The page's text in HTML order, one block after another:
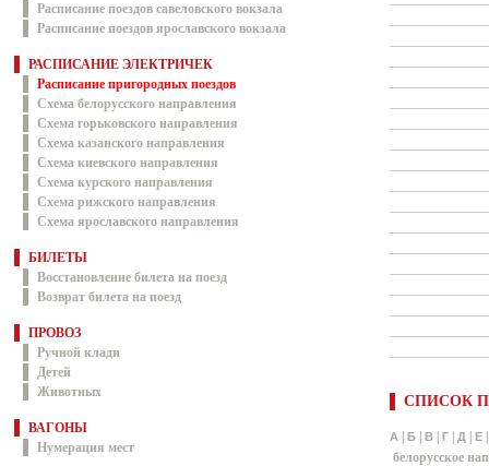
Расписание поездов савеловского вокзала
Расписание поездов ярославского вокзала
РАСПИСАНИЕ ЭЛЕКТРИЧЕК
Расписание пригородных поездов
Схема белорусского направления
Схема горьковского направления
Схема казанского направления
Схема киевского направления
Схема курского направления
Схема рижского направления
Схема ярославского направления
БИЛЕТЫ
Восстановление билета на поезд
Возврат билета на поезд
ПРОВОЗ
Ручной клади
Детей
Животных
ВАГОНЫ
Нумерация мест
СПИСОК
А Б В Г Д Е
белорусское